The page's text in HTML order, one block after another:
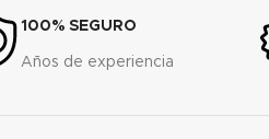
100% SEGURO
Años de experiencia